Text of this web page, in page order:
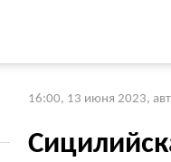
16:00, 13 июня 2023,